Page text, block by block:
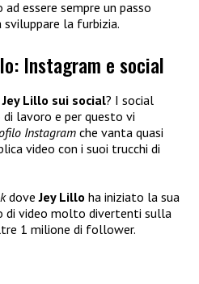
essere sempre un passo
la furbizia.
Instagram e social
Jey Lillo sui social? I social
lavoro e per questo vi
Instagram che vanta quasi
video con i suoi trucchi di
dove Jey Lillo ha iniziato la sua
di video molto divertenti sulla
1 milione di follower.